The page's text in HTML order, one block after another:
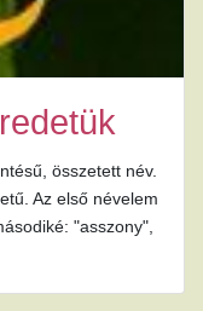
összetett név.
Az első névelem
"asszony",